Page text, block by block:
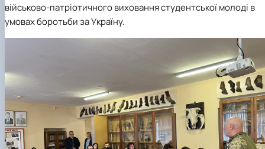
військово-патріотичного виховання студентської молоді в
умовах боротьби за Україну.